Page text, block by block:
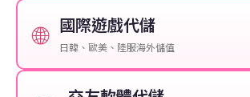
🌐 國際遊戲代儲
日韓、歐美、陸服海外儲值